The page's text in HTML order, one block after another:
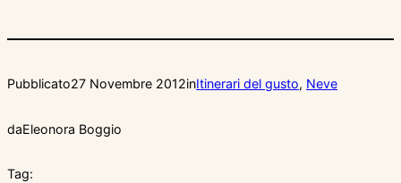
Pubblicato27 Novembre 2012inItinerari del gusto, Neve
daEleonora Boggio
Tag: